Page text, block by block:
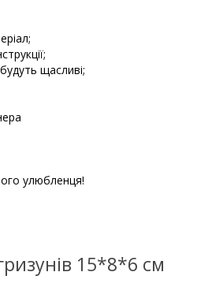
щасливі;
улюбленця!
15*8*6 см